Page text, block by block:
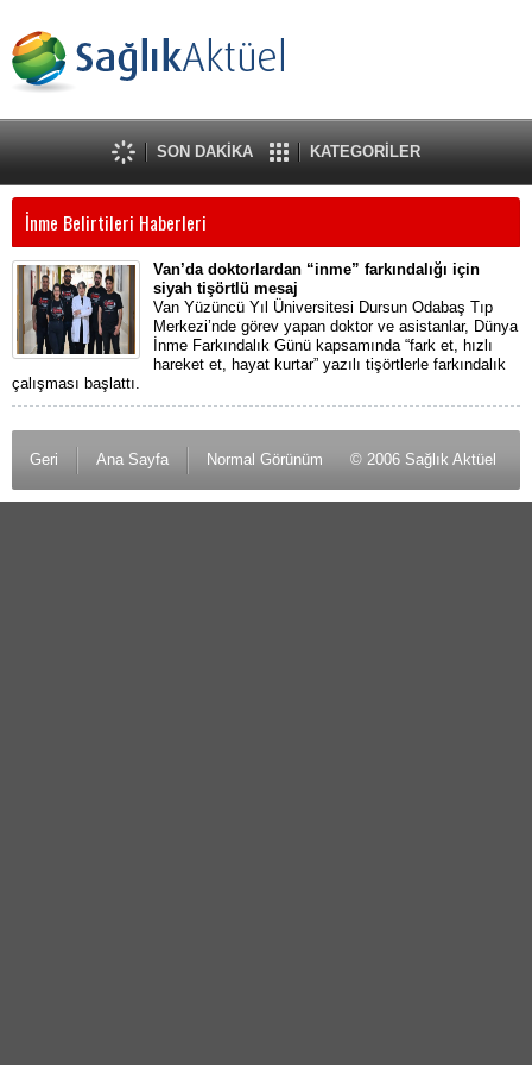
SON DAKİKA KATEGORİLER
İnme Belirtileri Haberleri
Van’da doktorlardan “inme” farkındalığı için
siyah tişörtlü mesaj
Van Yüzüncü Yıl Üniversitesi Dursun Odabaş Tıp
Merkezi’nde görev yapan doktor ve asistanlar, Dünya
İnme Farkındalık Günü kapsamında “fark et, hızlı
hareket et, hayat kurtar” yazılı tişörtlerle farkındalık
çalışması başlattı.
Geri Ana Sayfa Normal Görünüm © 2006 Sağlık Aktüel